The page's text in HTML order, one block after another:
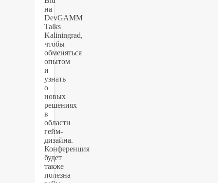
на
DevGAMM
Talks
Kaliningrad,
чтобы
обменяться
опытом
и
узнать
о
новых
решениях
в
области
гейм-
дизайна.
Конференция
будет
также
полезна